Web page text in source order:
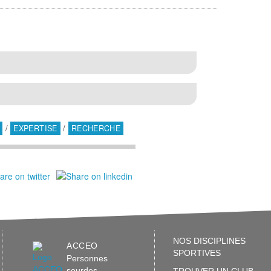
/ EXPERTISE / RECHERCHE
ACCEO
Personnes
NOS DISCIPLINES
SPORTIVES